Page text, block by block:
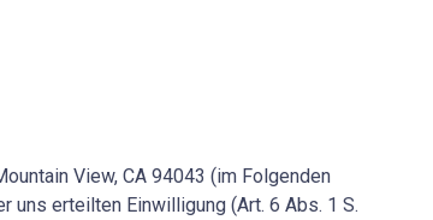
View, CA 94043 (im Folgenden
uns erteilten Einwilligung (Art. 6 Abs. 1 S.